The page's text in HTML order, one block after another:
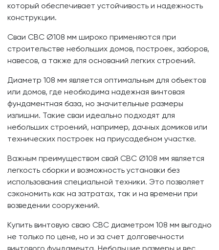
который обеспечивает устойчивость и надежность
конструкции.
Сваи СВС Ø108 мм широко применяются при
строительстве небольших домов, построек, заборов,
навесов, а также для оснований легких строений.
Диаметр 108 мм является оптимальным для объектов
или домов, где необходима надежная винтовая
фундаментная база, но значительные размеры
излишни. Такие сваи идеально подходят для
небольших строений, например, дачных домиков или
технических построек на приусадебном участке.
Важным преимуществом свай СВС Ø108 мм является
легкость сборки и возможность установки без
использования специальной техники. Это позволяет
сэкономить как на затратах, так и на времени при
возведении сооружений.
Купить винтовую сваю СВС диаметром 108 мм выгодно
не только по цене, но и за счет долговечности
винтового фундамента. Небольшие размеры и вес